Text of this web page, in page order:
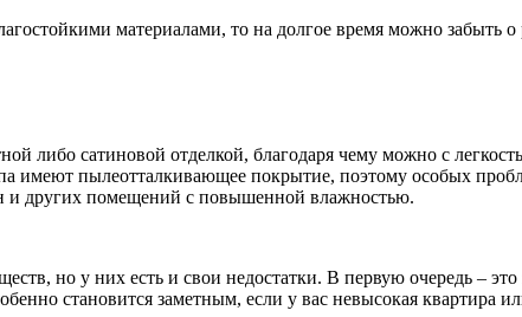
материалами, то на долгое время можно забыть
либо сатиновой отделкой, благодаря чему можно с
имеют пылеотталкивающее покрытие, поэтому особых
и других помещений с повышенной влажностью.
но у них есть и свои недостатки. В первую очередь –
становится заметным, если у вас невысокая